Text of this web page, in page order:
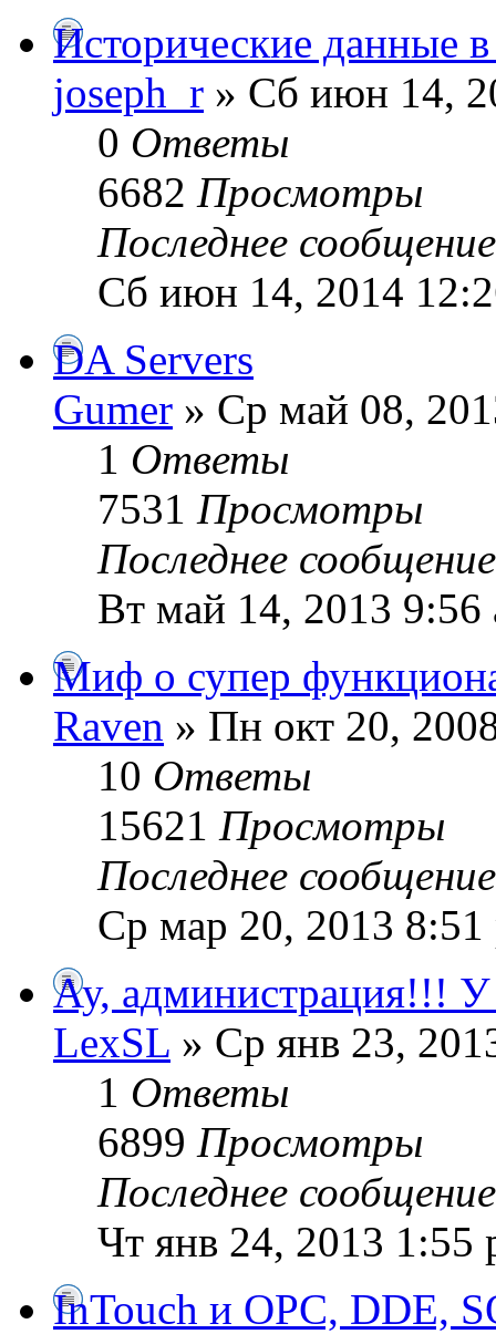
Исторические данные
joseph_r » Сб июн 14,
0 Ответы
6682 Просмотры
Последнее
Сб июн 14, 2014
DA Servers
Gumer » Ср май 08,
1 Ответы
7531 Просмотры
Последнее
Вт май 14, 2013 9:56
Миф о супер
Raven » Пн окт 20,
10 Ответы
15621 Просмотры
Последнее
Ср мар 20, 2013 8:51
Ау, администрация!!! У
LexSL » Ср янв 23,
1 Ответы
6899 Просмотры
Последнее
Чт янв 24, 2013 1:55
InTouch и OPC, DDE,